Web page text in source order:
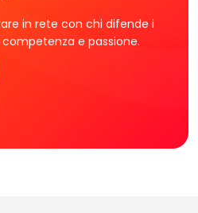
in rete con chi difende i
e passione.